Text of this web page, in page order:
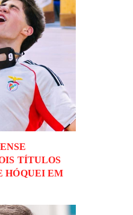
TÍTULOS
HÓQUEI EM